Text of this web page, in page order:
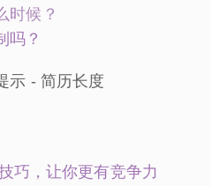
时候？
吗？
示 - 简历长度
巧，让你更有竞争力